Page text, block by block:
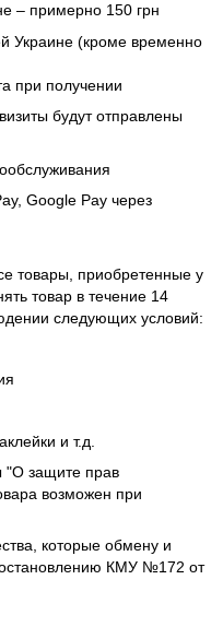
– примерно 150 грн
Украине (кроме временно
при получении
будут отправлены
Google Pay через
товары, приобретенные у
товар в течение 14
следующих условий:
и т.д.
"О защите прав
возможен при
которые обмену и
КМУ №172 от